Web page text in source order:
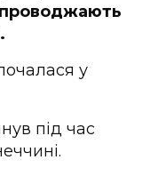
у
під час